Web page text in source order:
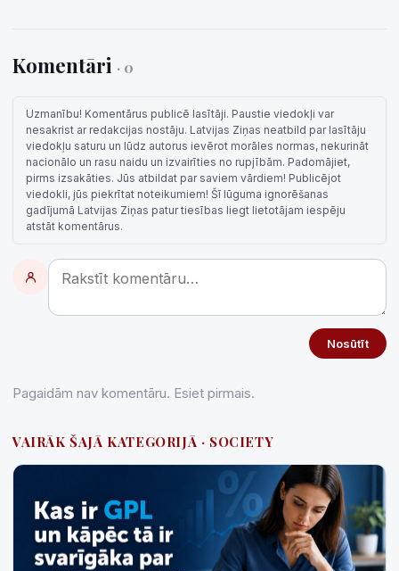
Komentāri · 0
Uzmanību! Komentārus publicē lasītāji. Paustie viedokļi var
nesakrist ar redakcijas nostāju. Latvijas Ziņas neatbild par lasītāju
viedokļu saturu un lūdz autorus ievērot morāles normas, nekurināt
nacionālo un rasu naidu un izvairīties no rupjībām. Padomājiet,
pirms izsakāties. Jūs atbildat par saviem vārdiem! Publicējot
viedokli, jūs piekrītat noteikumiem! Šī lūguma ignorēšanas
gadījumā Latvijas Ziņas patur tiesības liegt lietotājam iespēju
atstāt komentārus.
Nosūtīt
Pagaidām nav komentāru. Esiet pirmais.
VAIRĀK ŠAJĀ KATEGORIJĀ · SOCIETY